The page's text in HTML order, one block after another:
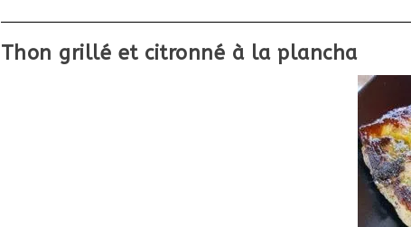
Thon grillé et citronné à la plancha